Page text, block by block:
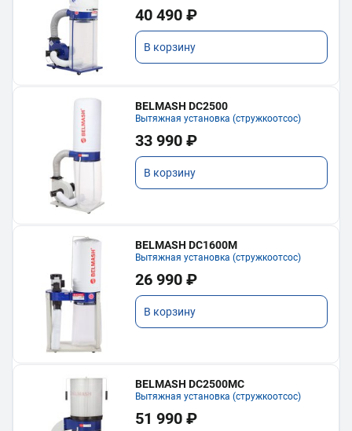
40 490 ₽
В корзину
BELMASH DC2500
Вытяжная установка (стружкоотсос)
33 990 ₽
В корзину
BELMASH DC1600M
Вытяжная установка (стружкоотсос)
26 990 ₽
В корзину
BELMASH DC2500MC
Вытяжная установка (стружкоотсос)
51 990 ₽